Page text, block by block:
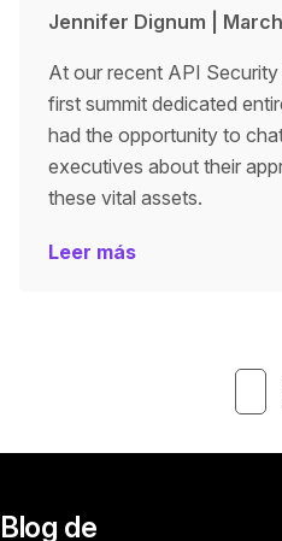
Jennifer Dignum
At our recent API Security
first summit dedicated
had the opportunity to
executives about their
these vital assets.
Leer más
Blog de